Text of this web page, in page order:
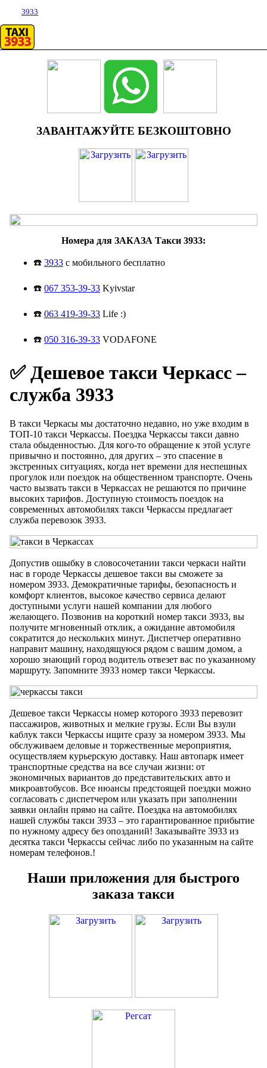
3933
ЗАВАНТАЖУЙТЕ БЕЗКОШТОВНО
Номера для ЗАКАЗА Такси 3933:
☎️ 3933 с мобильного бесплатно
☎️ 067 353-39-33 Kyivstar
☎️ 063 419-39-33 Life :)
☎️ 050 316-39-33 VODAFONE
✅ Дешевое такси Черкасс –
служба 3933
В такси Черкасы мы достаточно недавно, но уже входим в
ТОП-10 такси Черкассы. Поездка Черкассы такси давно
стала обыденностью. Для кого-то обращение к этой услуге
привычно и постоянно, для других – это спасение в
экстренных ситуациях, когда нет времени для неспешных
прогулок или поездок на общественном транспорте. Очень
часто вызвать такси в Черкассах не решаются по причине
высоких тарифов. Доступную стоимость поездок на
современных автомобилях такси Черкассы предлагает
служба перевозок 3933.
Допустив ошыбку в словосочетании такси черкаси найти
нас в городе Черкассы дешевое такси вы сможете за
номером 3933. Демократичные тарифы, безопасность и
комфорт клиентов, высокое качество сервиса делают
доступными услуги нашей компании для любого
желающего. Позвонив на короткий номер такси 3933, вы
получите мгновенный отклик, а ожидание автомобиля
сократится до нескольких минут. Диспетчер оперативно
направит машину, находящуюся рядом с вашим домом, а
хорошо знающий город водитель отвезет вас по указанному
маршруту. Запомните 3933 номер такси Черкассы.
Дешевое такси Черкассы номер которого 3933 перевозит
пассажиров, животных и мелкие грузы. Если Вы взули
каблук такси Черкассы ищите сразу за номером 3933. Мы
обслуживаем деловые и торжественные мероприятия,
осуществляем курьерскую доставку. Наш автопарк имеет
транспортные средства на все случаи жизни: от
экономичных вариантов до представительских авто и
микроавтобусов. Все нюансы предстоящей поездки можно
согласовать с диспетчером или указать при заполнении
заявки онлайн прямо на сайте. Поездка на автомобилях
нашей службы такси 3933 – это гарантированное прибытие
по нужному адресу без опозданий! Заказывайте 3933 из
десятка такси Черкассы сейчас либо по указанным на сайте
номерам телефонов.!
Наши приложения для быстрого
заказа такси